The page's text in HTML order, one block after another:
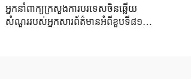
អ្នកនាំពាក្យ​ក្រសួងការបរទេស​ចិនឆ្លើយ
សំណួរ​របស់​អ្នកសារព័ត៌មាន​អំពីខួប​ទី៨១នៃ​